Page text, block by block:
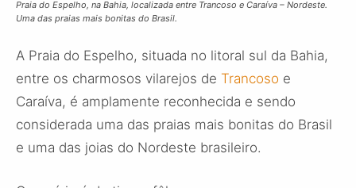
Praia do Espelho, na Bahia, localizada entre Trancoso e Caraíva – Nordeste.
Uma das praias mais bonitas do Brasil.
A Praia do Espelho, situada no litoral sul da Bahia,
entre os charmosos vilarejos de Trancoso e
Caraíva, é amplamente reconhecida e sendo
considerada uma das praias mais bonitas do Brasil
e uma das joias do Nordeste brasileiro.